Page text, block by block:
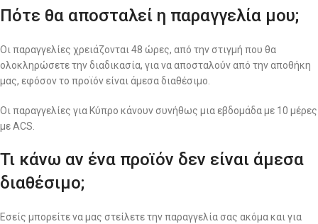
Πότε θα αποσταλεί η παραγγελία μου;
Οι παραγγελίες χρειάζονται 48 ώρες, από την στιγμή που θα
ολοκληρώσετε την διαδικασία, για να αποσταλούν από την αποθήκη
μας, εφόσον το προϊόν είναι άμεσα διαθέσιμο.
Οι παραγγελίες για Κύπρο κάνουν συνήθως μια εβδομάδα με 10 μέρες
με ACS.
Τι κάνω αν ένα προϊόν δεν είναι άμεσα
διαθέσιμο;
Εσείς μπορείτε να μας στείλετε την παραγγελία σας ακόμα και για